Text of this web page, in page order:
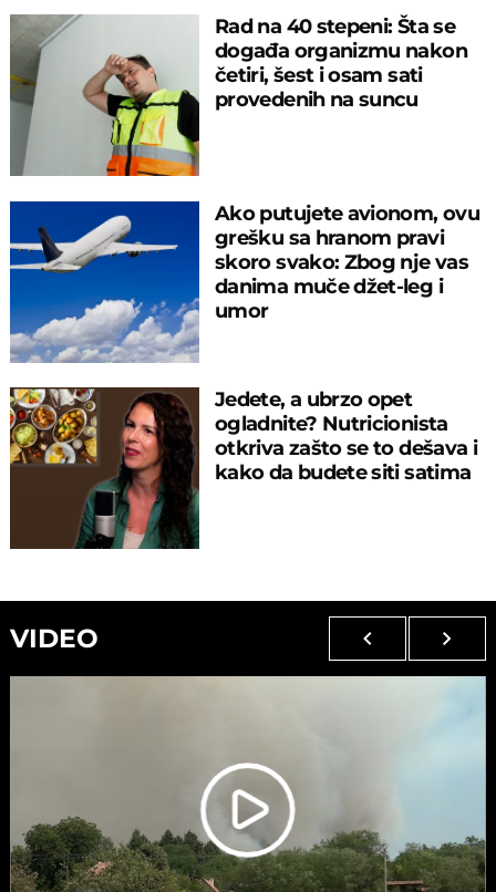
Rad na 40 stepeni: Šta se
događa organizmu nakon
četiri, šest i osam sati
provedenih na suncu
Ako putujete avionom, ovu
grešku sa hranom pravi
skoro svako: Zbog nje vas
danima muče džet-leg i
umor
Jedete, a ubrzo opet
ogladnite? Nutricionista
otkriva zašto se to dešava i
kako da budete siti satima
VIDEO